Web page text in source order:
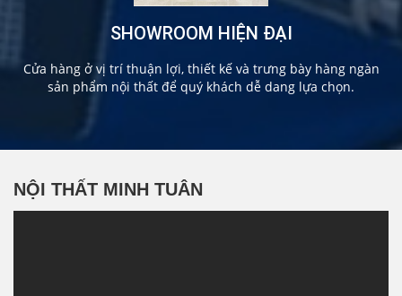
SHOWROOM HIỆN ĐẠI
Cửa hàng ở vị trí thuận lợi, thiết kế và trưng bày hàng ngàn
sản phẩm nội thất để quý khách dễ dang lựa chọn.
NỘI THẤT MINH TUÂN